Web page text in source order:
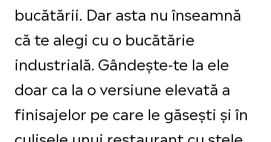
bucătării. Dar asta nu înseamnă
că te alegi cu o bucătărie
industrială. Gândește-te la ele
doar ca la o versiune elevată a
finisajelor pe care le găsești și în
culisele unui restaurant cu stele